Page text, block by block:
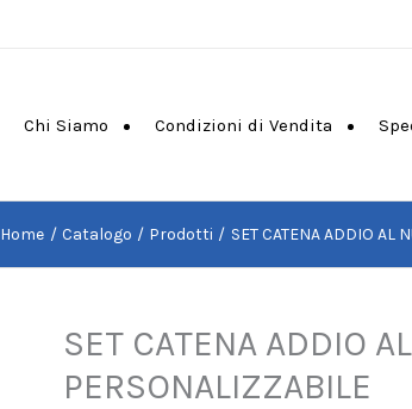
Chi Siamo Condizioni di Vendita
Home Catalogo Prodotti SET CATENA ADDIO AL
SET CATENA ADDIO
PERSONALIZZABILE